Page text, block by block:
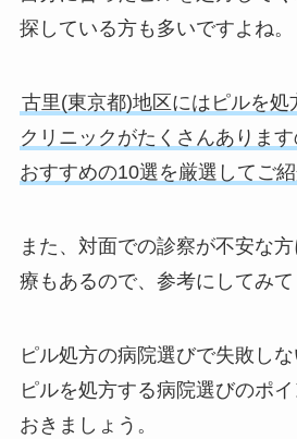
探している方も多いですよね。
古里(東京都)地区にはピルを処
クリニックがたくさんありま
おすすめの10選を厳選してご紹
また、対面での診察が不安な
療もあるので、参考にしてみて
ピル処方の病院選びで失敗し
ピルを処方する病院選びのポ
おきましょう。